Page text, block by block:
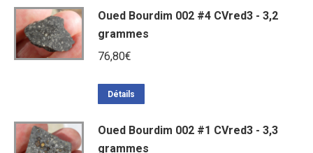
Oued Bourdim 002 #4 CVred3 - 3,2
grammes
76,80€
Détails
Oued Bourdim 002 #1 CVred3 - 3,3
grammes